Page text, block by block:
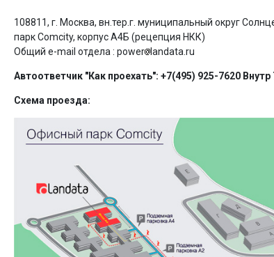
108811, г. Москва, вн.тер.г. муниципальный округ
парк Comcity, корпус А4Б (рецепция НКК)
Общий e-mail отдела : power landata.ru
Автоответчик "Как проехать": +7(495) 925-7620 Внутр
Схема проезда: